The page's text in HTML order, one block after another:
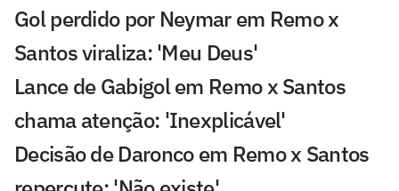
Gol perdido por Neymar em Remo x
Santos viraliza: 'Meu Deus'
Lance de Gabigol em Remo x Santos
chama atenção: 'Inexplicável'
Decisão de Daronco em Remo x Santos